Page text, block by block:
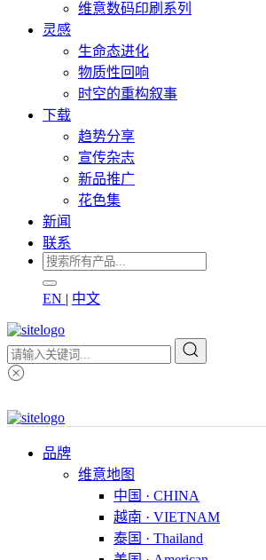
维意数码印刷系列
灵感
生命态进化
物质性回响
时空的重构叙事
下载
趋势分享
宣传杂志
新品推广
花色集
新闻
联系
EN | 中文
品牌
维意地图
中国 · CHINA
越南 · VIETNAM
泰国 · Thailand